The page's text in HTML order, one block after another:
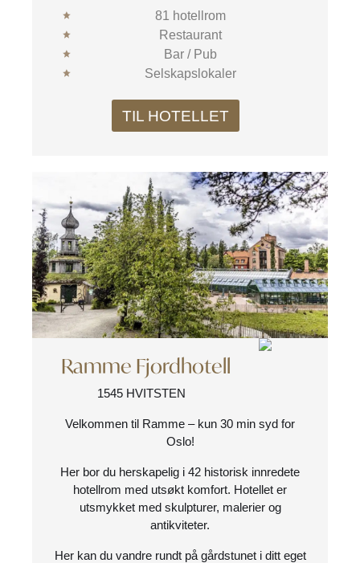
81 hotellrom
Restaurant
Bar / Pub
Selskapslokaler
TIL HOTELLET
Ramme Fjordhotell
1545 HVITSTEN
Velkommen til Ramme – kun 30 min syd for
Oslo!
Her bor du herskapelig i 42 historisk innredete
hotellrom med utsøkt komfort. Hotellet er
utsmykket med skulpturer, malerier og
antikviteter.
Her kan du vandre rundt på gårdstunet i ditt eget